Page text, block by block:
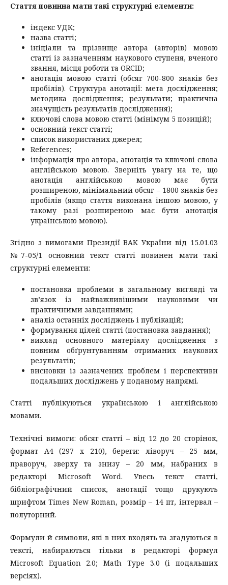
Стаття повинна мати такі структурні елементи:
індекс УДК;
назва статті;
ініціали та прізвище автора (авторів) мовою
статті із зазначенням наукового ступеня, вченого
звання, місця роботи та ORCID;
анотація мовою статті (обсяг 700-800 знаків без
пробілів). Структура анотації: мета дослідження;
методика дослідження; результати; практична
значущість результатів дослідження);
ключові слова мовою статті (мінімум 5 позицій);
основний текст статті;
список використаних джерел;
References;
інформація про автора, анотація та ключові слова
англійською мовою. Зверніть увагу на те, що
анотація англійською мовою має бути
розширеною, мінімальний обсяг – 1800 знаків без
пробілів (якщо стаття виконана іншою мовою, у
такому разі розширеною має бути анотація
українською мовою).
Згідно з вимогами Президії ВАК України від 15.01.03
№7-05/1 основний текст статті повинен мати такі
структурні елементи:
постановка проблеми в загальному вигляді та
зв’язок із найважливішими науковими чи
практичними завданнями;
аналіз останніх досліджень і публікацій;
формування цілей статті (постановка завдання);
виклад основного матеріалу дослідження з
повним обґрунтуванням отриманих наукових
результатів;
висновки із зазначених проблем і перспективи
подальших досліджень у поданому напрямі.
Статті публікуються українською і англійською
мовами.
Технічні вимоги: обсяг статті – від 12 до 20 сторінок,
формат А4 (297 x 210), береги: ліворуч – 25 мм,
праворуч, зверху та знизу – 20 мм, набраних в
редакторі Microsoft Word. Увесь текст статті,
бібліографічний список, анотації тощо друкують
шрифтом Times New Roman, розмір – 14 пт, інтервал –
полуторний.
Формули й символи, які в них входять та згадуються в
тексті, набираються тільки в редакторі формул
Microsoft Equation 2.0; Math Type 3.0 (і подальших
версіях).